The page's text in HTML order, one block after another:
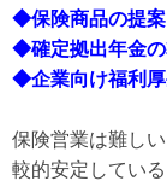
◆保険商品の提
◆確定拠出年金
◆企業向け福利
保険営業は難し
較的安定してい